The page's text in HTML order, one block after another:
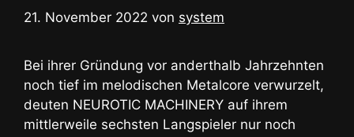
21. November 2022 von system
Bei ihrer Gründung vor anderthalb Jahrzehnten
noch tief im melodischen Metalcore verwurzelt,
deuten NEUROTIC MACHINERY auf ihrem
mittlerweile sechsten Langspieler nur noch